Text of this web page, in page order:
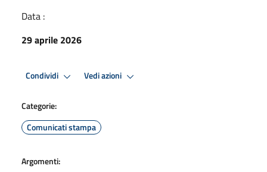
Data :
29 aprile 2026
Condividi Vedi azioni
Categorie:
Comunicati stampa
Argomenti: